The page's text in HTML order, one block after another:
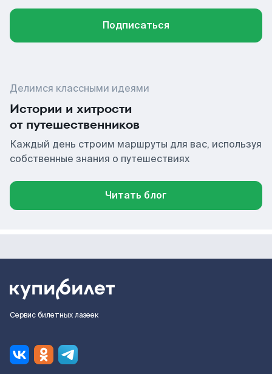
Подписаться
Делимся классными идеями
Истории и хитрости
от путешественников
Каждый день строим маршруты для вас, используя
собственные знания о путешествиях
Читать блог
Сервис билетных лазеек